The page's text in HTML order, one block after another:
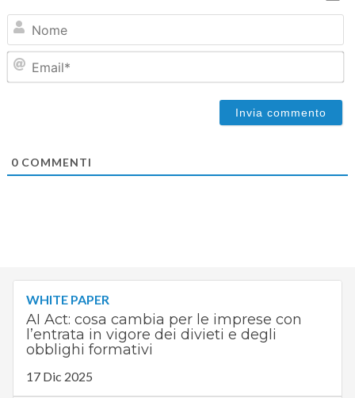
0COMMENTI
WHITE PAPER
AI Act: cosa cambia per le imprese con
l’entrata in vigore dei divieti e degli
obblighi formativi
17 Dic 2025